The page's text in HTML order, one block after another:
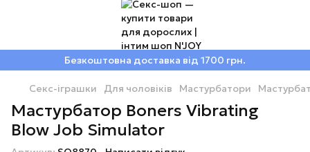
Безкоштовна доставка від 1700 грн.
Секс-іграшки Для чоловіків Мастурбатори
Мастурбатор Boners Vibrating
Blow Job Simulator